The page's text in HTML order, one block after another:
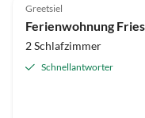
Greetsiel
Ferienwohnung
2 Schlafzimmer
Schnellantworter